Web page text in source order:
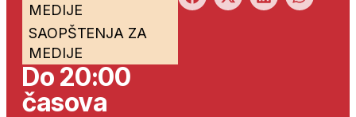
MEDIJE
SAOPŠTENJA ZA
MEDIJE
Do 20:00
časova